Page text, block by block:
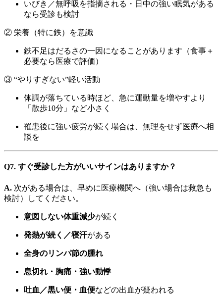
いびき／無呼吸を指摘される・日中の強い眠気がある
なら受診も検討
② 栄養（特に鉄）を意識
鉄不足はだるさの一因になることがあります（食事＋
必要なら医療で評価）
③ “やりすぎない”軽い活動
体調が落ちている時ほど、急に運動量を増やすより
「散歩10分」など小さく
罹患後に強い疲労が続く場合は、無理をせず医療へ相
談を
Q7. すぐ受診した方がいいサインはありますか？
A. 次がある場合は、早めに医療機関へ（強い場合は救急も
検討）してください。
意図しない体重減少が続く
発熱が続く／寝汗がある
全身のリンパ節の腫れ
息切れ・胸痛・強い動悸
吐血／黒い便・血便などの出血が疑われる